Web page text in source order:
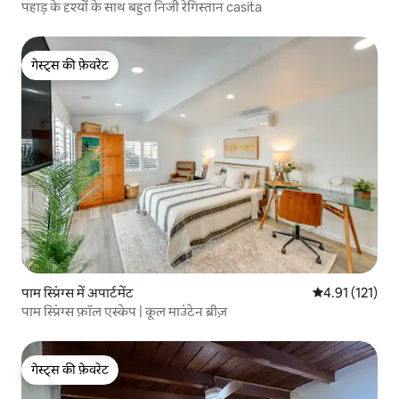
पहाड़ के दृश्यों के साथ बहुत निजी रेगिस्तान casita
गेस्ट्स की फ़ेवरेट
गेस्ट्स की फ़ेवरेट
पाम स्प्रिंग्स में अपार्टमेंट औसत रेटिंग 5 में से
4.91 (121)
पाम स्प्रिंग्स फ़ॉल एस्केप | कूल माउंटेन ब्रीज़
गेस्ट्स की फ़ेवरेट
गेस्ट्स की फ़ेवरेट